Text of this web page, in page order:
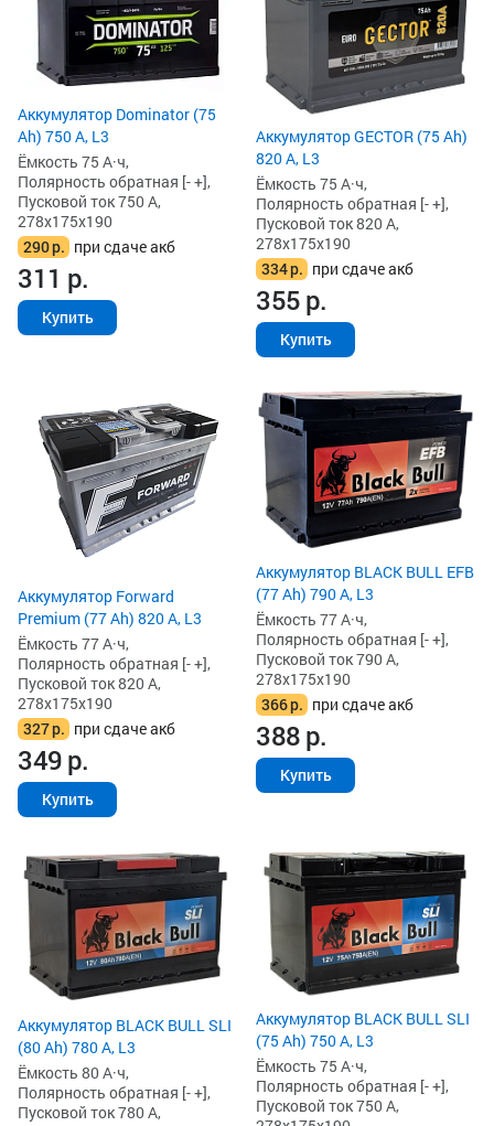
Аккумулятор Dominator (75
Ah) 750 А, L3
Ёмкость 75 А·ч,
Полярность обратная [- +],
Пусковой ток 750 А,
278x175x190
290р. при сдаче акб
311 р.
Купить
Аккумулятор GECTOR (75 Ah)
820 А, L3
Ёмкость 75 А·ч,
Полярность обратная [- +],
Пусковой ток 820 А,
278x175x190
334р. при сдаче акб
355р.
Купить
Аккумулятор Forward
Premium (77 Ah) 820 А, L3
Ёмкость 77 А·ч,
Полярность обратная [- +],
Пусковой ток 820 А,
278x175x190
327р. при сдаче акб
349р.
Купить
Аккумулятор BLACK BULL EFB
(77 Ah) 790 А, L3
Ёмкость 77 А·ч,
Полярность обратная [- +],
Пусковой ток 790 А,
278x175x190
366р. при сдаче акб
388р.
Купить
Аккумулятор BLACK BULL SLI
(80 Ah) 780 А, L3
Ёмкость 80 А·ч,
Полярность обратная [- +],
Пусковой ток 780 А,
Аккумулятор BLACK BULL SLI
(75 Ah) 750 А, L3
Ёмкость 75 А·ч,
Полярность обратная [- +],
Пусковой ток 750 А,